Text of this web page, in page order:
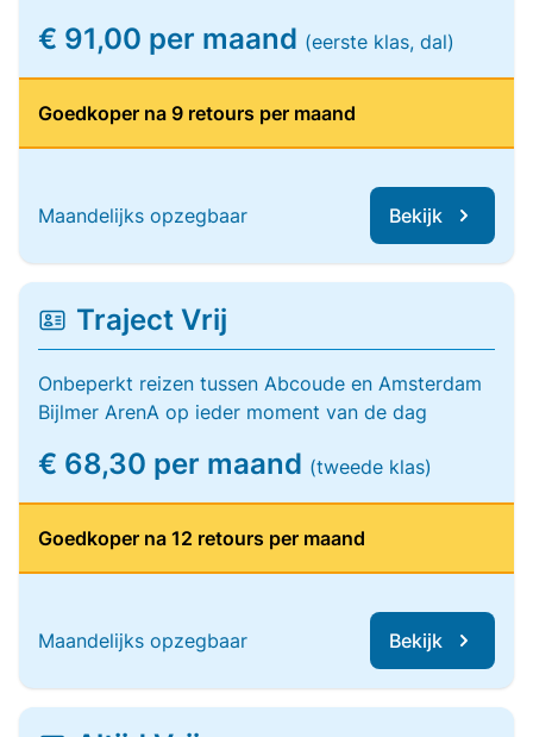
€ 91,00 per maand (eerste klas, dal)
Goedkoper na 9 retours per maand
Maandelijks opzegbaar Bekijk
Traject Vrij
Onbeperkt reizen tussen Abcoude en Amsterdam
Bijlmer ArenA op ieder moment van de dag
€ 68,30 per maand (tweede klas)
Goedkoper na 12 retours per maand
Maandelijks opzegbaar Bekijk